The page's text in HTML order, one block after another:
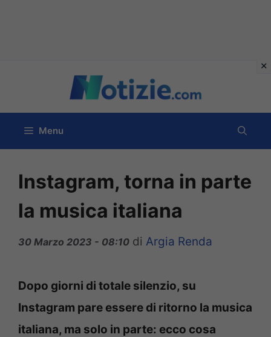
contenuto
Menu
Instagram, torna in parte
la musica italiana
30 Marzo 2023 - 08:10 di Argia Renda
Dopo giorni di totale silenzio, su
Instagram pare essere di ritorno la musica
italiana, ma solo in parte: ecco cosa